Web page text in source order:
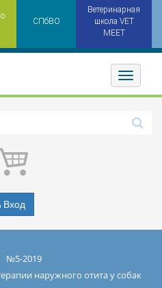
СПбВО
Ветеринарная
школа VET
MEET
Toggler
Вход
№5-2019
наружного отита у собак